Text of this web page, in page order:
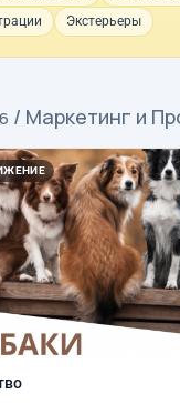
Экстерьеры
/ Маркетинг и